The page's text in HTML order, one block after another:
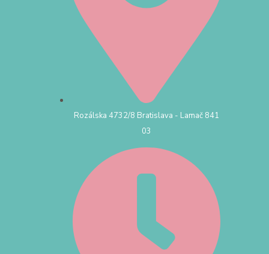
Rozálska 4732/8 Bratislava - Lamač 841
03